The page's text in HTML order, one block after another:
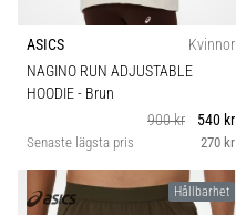
ASICS
Kvinnor
NAGINO RUN ADJUSTABLE
HOODIE- Brun
900 kr
540 kr
Senaste lägsta pris 270 kr
Hållbarhet